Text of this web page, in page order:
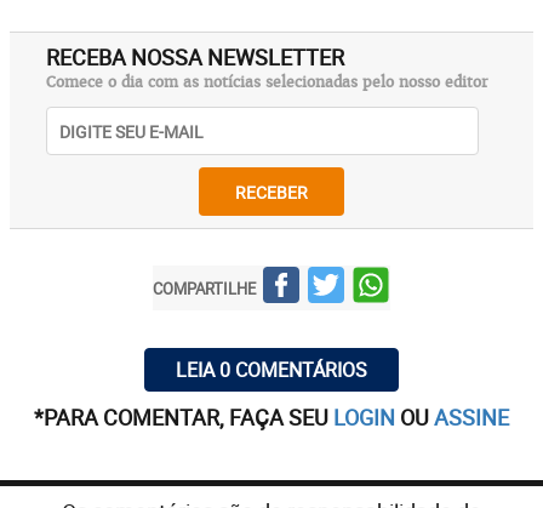
RECEBA NOSSA NEWSLETTER
Comece o dia com as notícias selecionadas pelo nosso editor
RECEBER
COMPARTILHE
LEIA 0 COMENTÁRIOS
*PARA COMENTAR, FAÇA SEU LOGIN OUASSINE